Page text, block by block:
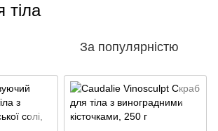
тіла
За популярністю